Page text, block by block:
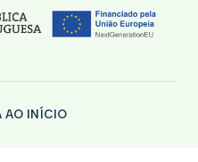
AO INÍCIO